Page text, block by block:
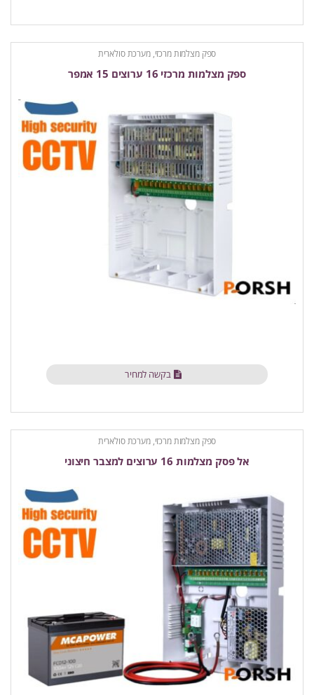
ספק מצלמות מרכזי, מערכת סולארית
ספק מצלמות מרכזי 16 ערוצים 15 אמפר
בקשה למחיר
ספק מצלמות מרכזי, מערכת סולארית
אל פסק מצלמות 16 ערוצים למצבר חיצוני